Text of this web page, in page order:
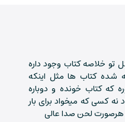
رویدادهایی نادر، اما با
طالب سعی می‌کنه نوع
بده و الگوهای رایج رو به
این کتاب رو برات خلاصه
تو خلاصه کتاب وجود داره
شده کتاب ها مثل اینکه
که کتاب خونده و دوباره
نه کسی که میخواد برای بار
هرصورت لحن صدا عالی